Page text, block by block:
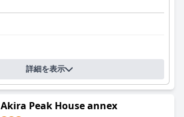
詳細を表示
Akira Peak House annex